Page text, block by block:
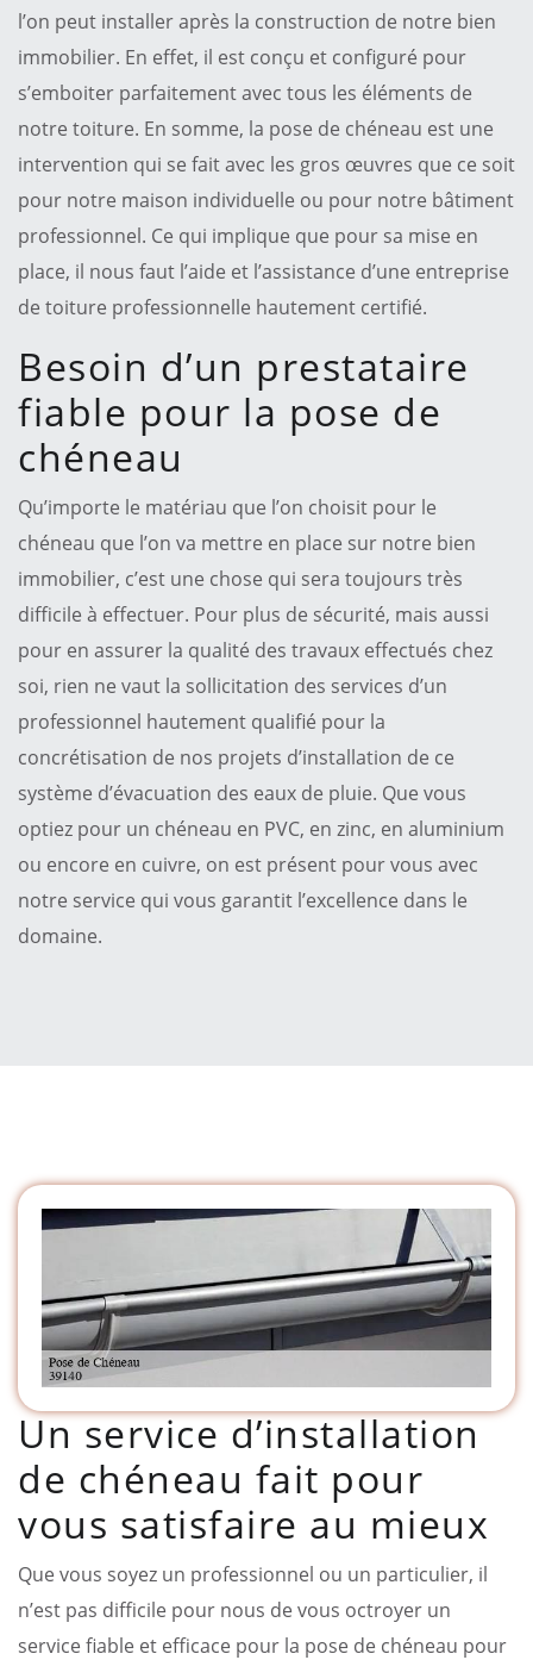
l’on peut installer après la construction de notre bien
immobilier. En effet, il est conçu et configuré pour
s’emboiter parfaitement avec tous les éléments de
notre toiture. En somme, la pose de chéneau est une
intervention qui se fait avec les gros œuvres que ce soit
pour notre maison individuelle ou pour notre bâtiment
professionnel. Ce qui implique que pour sa mise en
place, il nous faut l’aide et l’assistance d’une entreprise
de toiture professionnelle hautement certifié.
Besoin d’un prestataire
fiable pour la pose de
chéneau
Qu’importe le matériau que l’on choisit pour le
chéneau que l’on va mettre en place sur notre bien
immobilier, c’est une chose qui sera toujours très
difficile à effectuer. Pour plus de sécurité, mais aussi
pour en assurer la qualité des travaux effectués chez
soi, rien ne vaut la sollicitation des services d’un
professionnel hautement qualifié pour la
concrétisation de nos projets d’installation de ce
système d’évacuation des eaux de pluie. Que vous
optiez pour un chéneau en PVC, en zinc, en aluminium
ou encore en cuivre, on est présent pour vous avec
notre service qui vous garantit l’excellence dans le
domaine.
Un service d’installation
de chéneau fait pour
vous satisfaire au mieux
Que vous soyez un professionnel ou un particulier, il
n’est pas difficile pour nous de vous octroyer un
service fiable et efficace pour la pose de chéneau pour